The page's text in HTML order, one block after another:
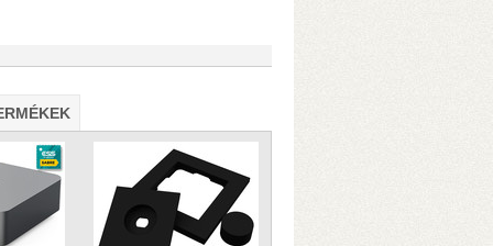
transzkódolás!) • 4 GB RAM
• 10 Gbit-es USB3.2 portok